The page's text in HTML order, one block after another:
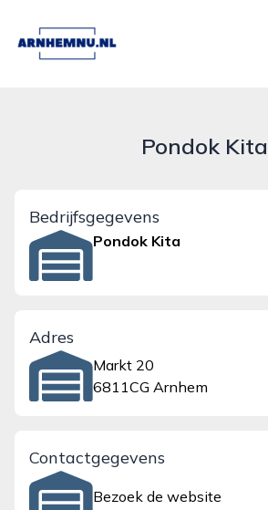
arnhemnu.nl
Pondok Kita
Bedrijfsgegevens
Pondok Kita
Adres
Markt 20
6811CG Arnhem
Contactgegevens
Bezoek de website